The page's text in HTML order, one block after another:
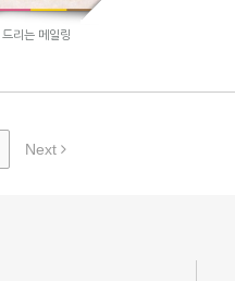
리는 메일링
Next